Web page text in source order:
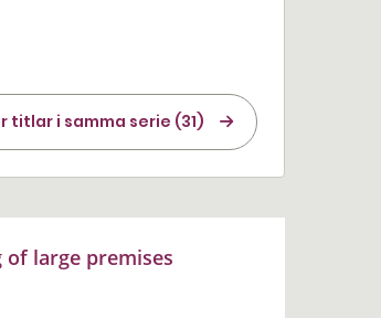
titlar i samma serie (31)
large premises